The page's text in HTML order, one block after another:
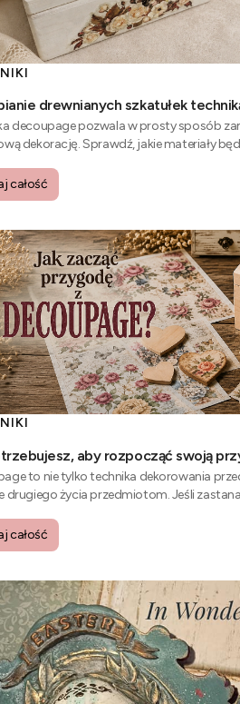
drewnianych szkatułek
decoupage pozwala w prosty sposób
dekorację. Sprawdź, jakie materiały
całość
aby rozpocząć swoją
to nie tylko technika dekorowania
drugiego życia przedmiotom. Jeśli
całość